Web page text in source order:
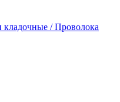
кладочные / Проволока